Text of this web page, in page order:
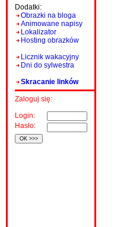
Dodatki:
Obrazki na bloga
Animowane napisy
Lokalizator
Hosting obrazków
Licznik wakacyjny
Dni do sylwestra
Skracanie linków
Zaloguj się:
Login:
Hasło: